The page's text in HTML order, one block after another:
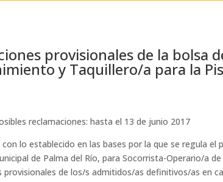
provisionales de la bolsa
y Taquillero/a para la
reclamaciones: hasta el 13 de junio 2017
lo establecido en las bases por la que se regula
de Palma del Río, para Socorrista-Operario/a
provisionales de los/s admitidos/as definitivos/as en